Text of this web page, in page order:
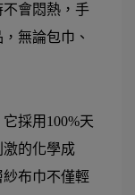
會悶熱，手
無論包巾、
採用100%天
的化學成
布巾不僅輕